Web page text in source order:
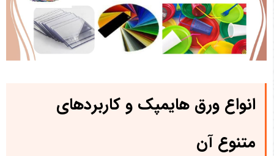
انواع ورق هایمپک و کاربردهای
متنوع آن